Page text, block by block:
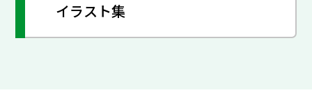
イラスト集